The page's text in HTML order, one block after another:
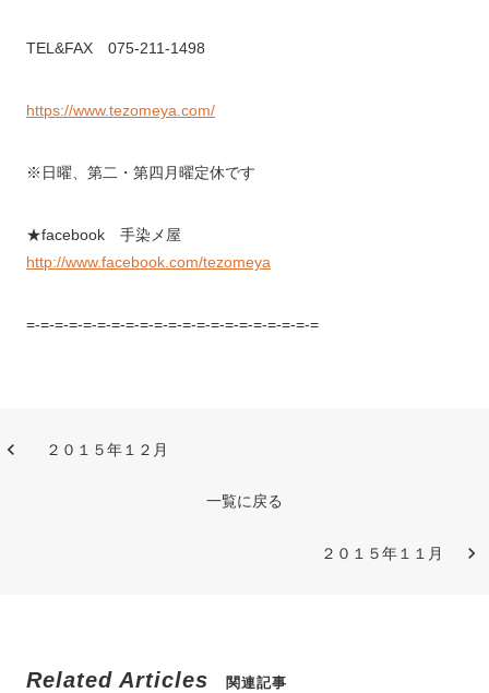
TEL&FAX 075-211-1498
https://www.tezomeya.com/
※日曜、第二・第四月曜定休です
★facebook 手染メ屋
http://www.facebook.com/tezomeya
=-=-=-=-=-=-=-=-=-=-=-=-=-=-=-=-=-=-=-=-=
２０１５年１２月
一覧に戻る
２０１５年１１月
Related Articles 関連記事